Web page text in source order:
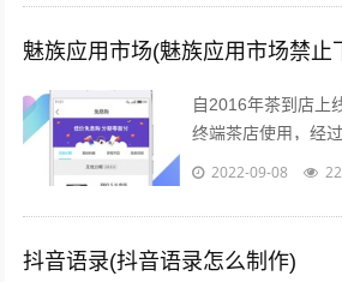
魅族应用市场(魅族应用市场禁止
自2016年茶到店上
终端茶店使用，经
茶到店APP
2022-09-08
抖音语录(抖音语录怎么制作)